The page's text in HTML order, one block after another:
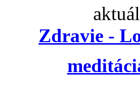
Zdravie -